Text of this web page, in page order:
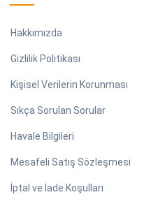
Hakkımızda
Gizlilik Politikası
Kişisel Verilerin Korunması
Sıkça Sorulan Sorular
Havale Bilgileri
Mesafeli Satış Sözleşmesi
İptal ve İade Koşulları